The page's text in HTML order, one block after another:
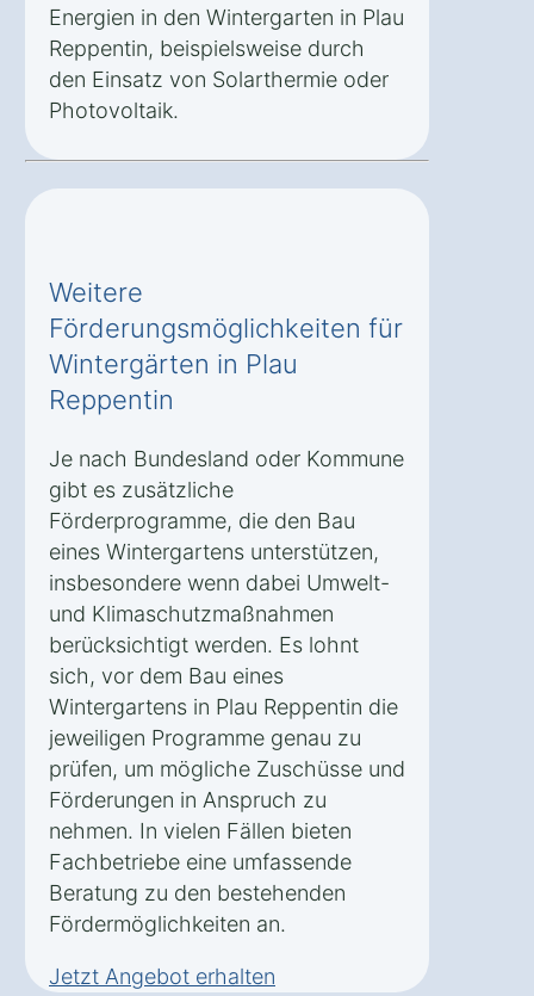
Energien in den Wintergarten in Plau
Reppentin, beispielsweise durch
den Einsatz von Solarthermie oder
Photovoltaik.
Weitere
Förderungsmöglichkeiten für
Wintergärten in Plau
Reppentin
Je nach Bundesland oder Kommune
gibt es zusätzliche
Förderprogramme, die den Bau
eines Wintergartens unterstützen,
insbesondere wenn dabei Umwelt-
und Klimaschutzmaßnahmen
berücksichtigt werden. Es lohnt
sich, vor dem Bau eines
Wintergartens in Plau Reppentin die
jeweiligen Programme genau zu
prüfen, um mögliche Zuschüsse und
Förderungen in Anspruch zu
nehmen. In vielen Fällen bieten
Fachbetriebe eine umfassende
Beratung zu den bestehenden
Fördermöglichkeiten an.
Jetzt Angebot erhalten